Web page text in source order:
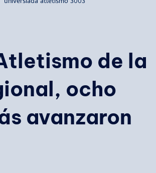
de la
ocho
avanzaron